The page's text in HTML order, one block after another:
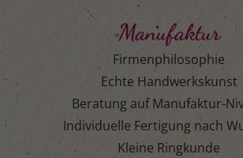
Manufaktur
Firmenphilosophie
Echte Handwerkskunst
Beratung auf Manufaktur-
Individuelle Fertigung nach
Kleine Ringkunde